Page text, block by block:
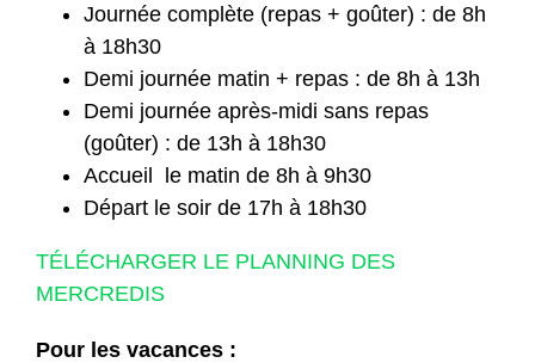
Journée complète (repas + goûter) : de 8h
à 18h30
Demi journée matin + repas : de 8h à 13h
Demi journée après-midi sans repas
(goûter) : de 13h à 18h30
Accueil le matin de 8h à 9h30
Départ le soir de 17h à 18h30
TÉLÉCHARGER LE PLANNING DES
MERCREDIS
Pour les vacances :